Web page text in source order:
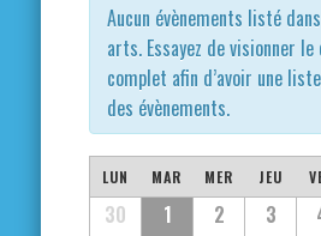
de
vues
Évènements
Aucun évènements listé
arts. Essayez de visionner
complet afin d’avoir une
des évènements.
Calendrier
Calendrier
LUN MAR MER JEU
30 1 2 3